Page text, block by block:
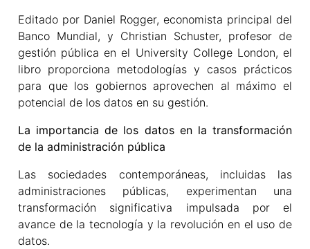
Editado por Daniel Rogger, economista principal del
Banco Mundial, y Christian Schuster, profesor de
gestión pública en el University College London, el
libro proporciona metodologías y casos prácticos
para que los gobiernos aprovechen al máximo el
potencial de los datos en su gestión.
La importancia de los datos en la transformación
de la administración pública
Las sociedades contemporáneas, incluidas las
administraciones públicas, experimentan una
transformación significativa impulsada por el
avance de la tecnología y la revolución en el uso de
datos.